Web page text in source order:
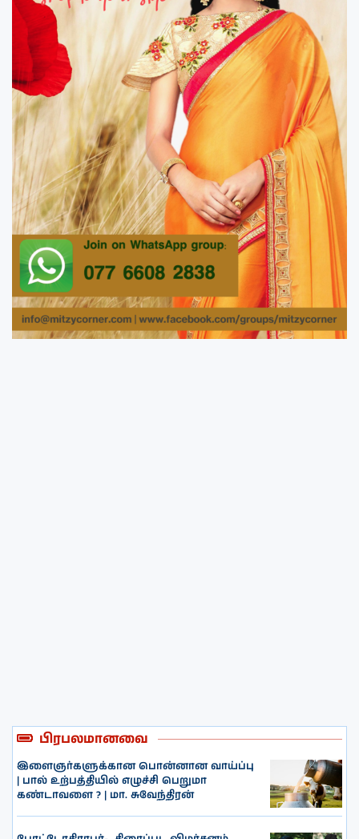
பிரபலமானவை
இளைஞர்களுக்கான பொன்னான வாய்ப்பு
| பால் உற்பத்தியில் எழுச்சி பெறுமா
கண்டாவளை ? | மா. சுவேந்திரன்